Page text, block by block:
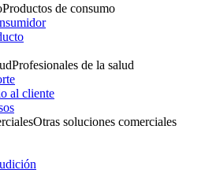
Productos de consumo
Profesionales de la salud
al cliente
Otras soluciones comerciales